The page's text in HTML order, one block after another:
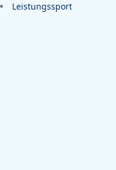
Leistungssport